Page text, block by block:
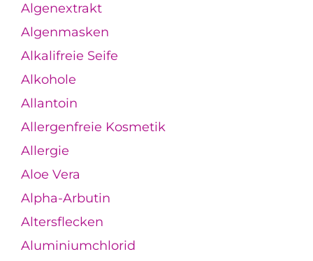
Algenextrakt
Algenmasken
Alkalifreie Seife
Alkohole
Allantoin
Allergenfreie Kosmetik
Allergie
Aloe Vera
Alpha-Arbutin
Altersflecken
Aluminiumchlorid